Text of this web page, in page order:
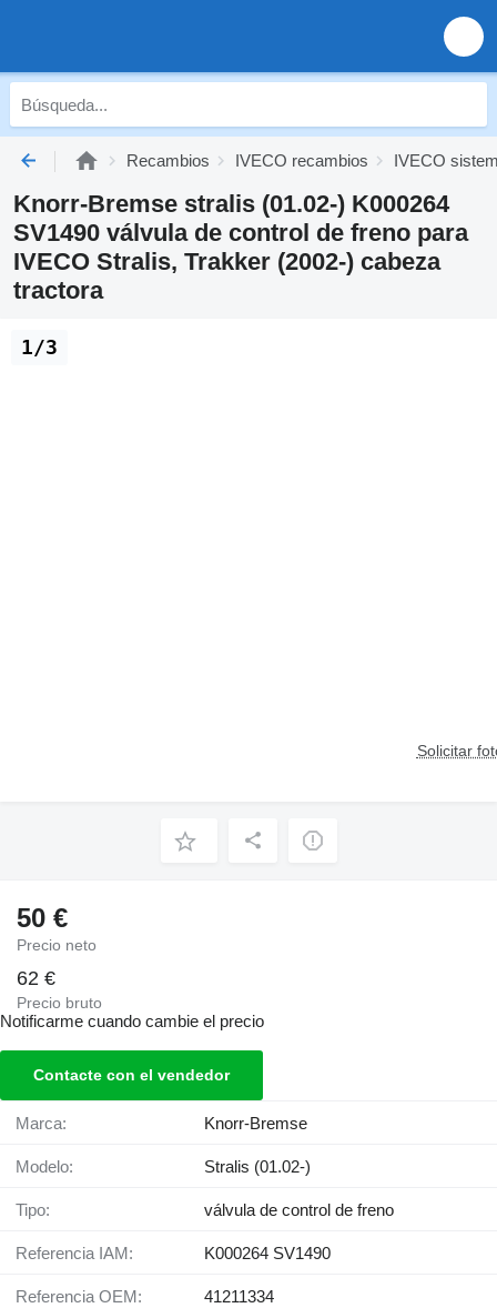
Recambios IVECO recambios IVECO
Knorr-Bremse stralis (01.02-) K000264
SV1490 válvula de control de freno para
IVECO Stralis, Trakker (2002-) cabeza
tractora
Solicitar
1/3
50 €
Precio neto
62 €
Precio bruto
Notificarme cuando cambie el precio
Contacte con el vendedor
Marca: Knorr-Bremse
Modelo: Stralis (01.02-)
Tipo: válvula de control de freno
Referencia IAM: K000264 SV1490
Referencia OEM: 41211334